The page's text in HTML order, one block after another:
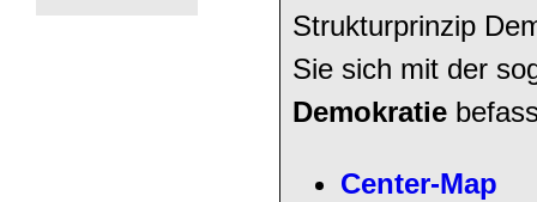
Strukturprinzip
Sie sich mit der
Demokratie
Center-Map